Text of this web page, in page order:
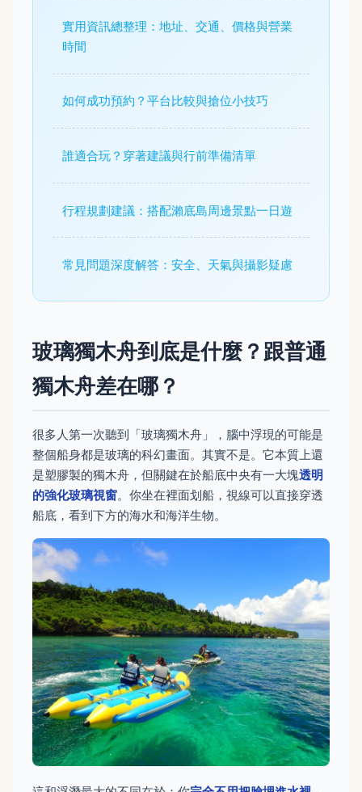
實用資訊總整理：地址、交通、價格與營業
時間
如何成功預約？平台比較與搶位小技巧
誰適合玩？穿著建議與行前準備清單
行程規劃建議：搭配瀨底島周邊景點一日遊
常見問題深度解答：安全、天氣與攝影疑慮
玻璃獨木舟到底是什麼？跟普通
獨木舟差在哪？
很多人第一次聽到「玻璃獨木舟」，腦中浮現的可能是
整個船身都是玻璃的科幻畫面。其實不是。它本質上還
是塑膠製的獨木舟，但關鍵在於船底中央有一大塊透明
的強化玻璃視窗。你坐在裡面划船，視線可以直接穿透
船底，看到下方的海水和海洋生物。